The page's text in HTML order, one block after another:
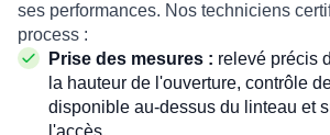
ses performances. Nos techniciens
process :
Prise des mesures : relevé précis
la hauteur de l'ouverture, contrôle
disponible au-dessus du linteau et
l'accès.